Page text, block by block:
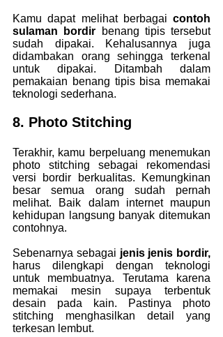
Kamu dapat melihat berbagai contoh
sulaman bordir benang tipis tersebut
sudah dipakai. Kehalusannya juga
didambakan orang sehingga terkenal
untuk dipakai. Ditambah dalam
pemakaian benang tipis bisa memakai
teknologi sederhana.
8. Photo Stitching
Terakhir, kamu berpeluang menemukan
photo stitching sebagai rekomendasi
versi bordir berkualitas. Kemungkinan
besar semua orang sudah pernah
melihat. Baik dalam internet maupun
kehidupan langsung banyak ditemukan
contohnya.
Sebenarnya sebagai
harus dilengkapi dengan teknologi
untuk membuatnya. Terutama karena
memakai mesin supaya terbentuk
desain pada kain. Pastinya photo
stitching menghasilkan detail yang
terkesan lembut.